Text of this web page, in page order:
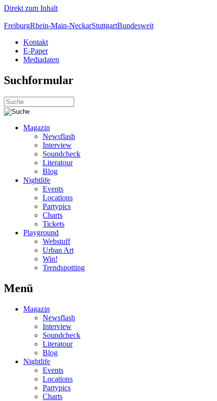
Direkt zum Inhalt
FreiburgRhein-Main-NeckarStuttgartBundesweit
Kontakt
E-Paper
Mediadaten
Suchformular
Magazin
Newsflash
Interview
Soundcheck
Literatour
Blog
Nightlife
Events
Locations
Partypics
Charts
Tickets
Playground
Webstuff
Urban Art
Win!
Trendspotting
Menü
Magazin
Newsflash
Interview
Soundcheck
Literatour
Blog
Nightlife
Events
Locations
Partypics
Charts